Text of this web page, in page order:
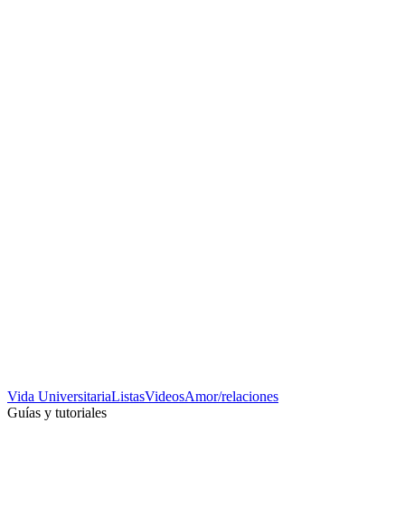
Vida UniversitariaListasVideosAmor/relaciones
Guías y tutoriales